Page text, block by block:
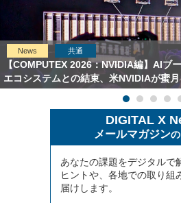
News 共通
【COMPUTEX 2026：NVIDIA編】AIブ
エコシステムとの結束、米NVIDIAが蜜
DIGITAL X
メールマガジンの
あなたの課題をデジタルで
ヒントや、各地での取り組
届けします。